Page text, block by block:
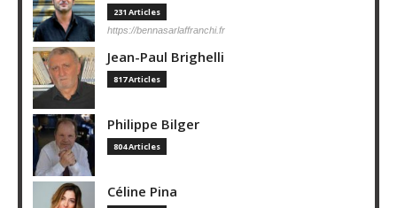
231 Articles
https://bennasarlaffranchi.fr
Jean-Paul Brighelli
817 Articles
Philippe Bilger
804 Articles
Céline Pina